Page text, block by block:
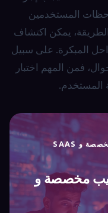
المستخدمين
يمكن اكتشاف
المبكرة. على سبيل
فمن المهم اختبار
المستخدم.
مخصصة و